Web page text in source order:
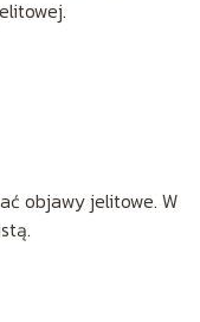
objawy jelitowe. W